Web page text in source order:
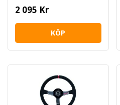
2 095 Kr
KÖP